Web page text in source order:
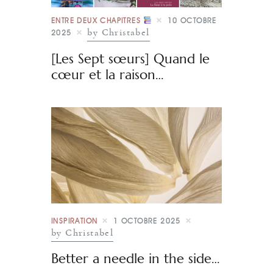
ENTRE DEUX CHAPITRES
10 OCTOBRE
2025
by Christabel
[Les Sept sœurs] Quand le
cœur et la raison…
INSPIRATION 1 OCTOBRE 2025
by Christabel
Better a needle in the side…